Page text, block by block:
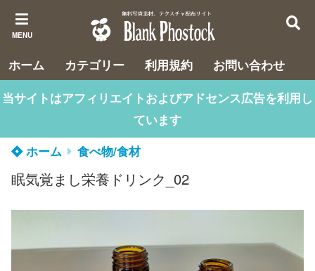
MENU
ホーム カテゴリー 利用規約
お問い合わせ
当サイトはアフィリエイトおよびアドセンス広告を利用し
ています
ホーム
食べ物/食材
眠気覚まし栄養ドリンク_02